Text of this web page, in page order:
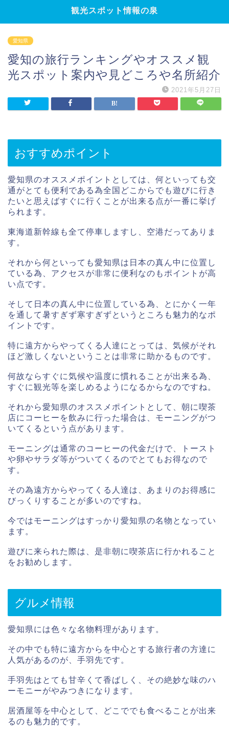
観光スポット情報の泉
愛知県
愛知の旅行ランキングやオススメ観
光スポット案内や見どころや名所紹介
2021年5月27日
おすすめポイント
愛知県のオススメポイントとしては、何といっても交
通がとても便利である為全国どこからでも遊びに行き
たいと思えばすぐに行くことが出来る点が一番に挙げ
られます。
東海道新幹線も全て停車しますし、空港だってありま
す。
それから何といっても愛知県は日本の真ん中に位置し
ている為、アクセスが非常に便利なのもポイントが高
い点です。
そして日本の真ん中に位置している為、とにかく一年
を通して暑すぎず寒すぎずというところも魅力的なポ
イントです。
特に遠方からやってくる人達にとっては、気候がそれ
ほど激しくないということは非常に助かるものです。
何故ならすぐに気候や温度に慣れることが出来る為、
すぐに観光等を楽しめるようになるからなのですね。
それから愛知県のオススメポイントとして、朝に喫茶
店にコーヒーを飲みに行った場合は、モーニングがつ
いてくるという点があります。
モーニングは通常のコーヒーの代金だけで、トースト
や卵やサラダ等がついてくるのでとてもお得なので
す。
その為遠方からやってくる人達は、あまりのお得感に
びっくりすることが多いのですね。
今ではモーニングはすっかり愛知県の名物となってい
ます。
遊びに来られた際は、是非朝に喫茶店に行かれること
をお勧めします。
グルメ情報
愛知県には色々な名物料理があります。
その中でも特に遠方からを中心とする旅行者の方達に
人気があるのが、手羽先です。
手羽先はとても甘辛くて香ばしく、その絶妙な味のハ
ーモニーがやみつきになります。
居酒屋等を中心として、どこででも食べることが出来
るのも魅力的です。